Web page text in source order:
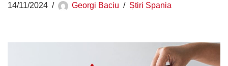
14/11/2024 Georgi Baciu Știri Spania